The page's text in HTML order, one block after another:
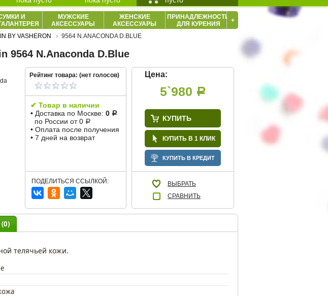
И
МУЖСКИЕ
АКСЕССУАРЫ
ЖЕНСКИЕ
АКСЕССУАРЫ
ПРИНАДЛЕЖНОСТИ
ДЛЯ КУРЕНИЯ
+
BY VASHERON 9564 N.ANACONDA D.BLUE
9564 N.Anaconda D.Blue
Рейтинг товара: (нет голосов)
✔ Товар в наличии
• Доставка по Москве: 0 Р
по России от 0 Р
• Оплата после получения
• 7 дней на возврат
ПОДЕЛИТЬСЯ ССЫЛКОЙ:
Цена:
5`980 Р
КУПИТЬ
КУПИТЬ В 1 КЛИК
КУПИТЬ В КРЕДИТ
ВЫБРАТЬ
СРАВНИТЬ
телячьей кожи.